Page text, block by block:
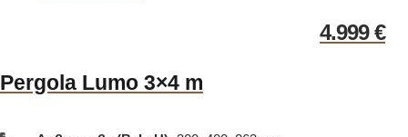
4.999€
Pergola Lumo 3×4 m